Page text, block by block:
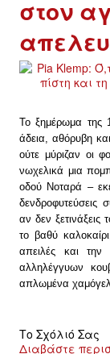
στον
Το ξημέρωμα της
άδεια, αθόρυβη
ούτε μύριζαν οι
νωχελικά μια
οδού Νοταρά –
δενδροφυτεύσεις
αν δεν ξετινάξεις
το βαθύ
απειλές και
αλληλέγγυων
απλωμένα
Το Σχόλιό Σας
Διαβάστε